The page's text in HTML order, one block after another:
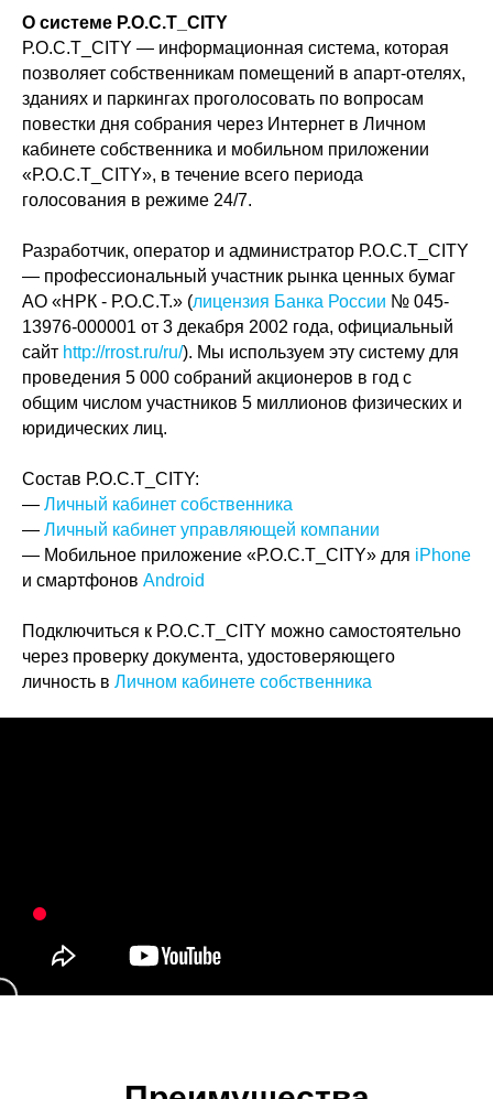
О системе Р.О.С.Т_CITY
Р.О.С.Т_CITY — информационная система, которая
позволяет собственникам помещений в апарт-отелях,
зданиях и паркингах проголосовать по вопросам
повестки дня собрания через Интернет в Личном
кабинете собственника и мобильном приложении
«Р.О.С.Т_CITY», в течение всего периода
голосования в режиме 24/7.
Разработчик, оператор и администратор Р.О.С.Т_CITY
— профессиональный участник рынка ценных бумаг
АО «НРК - Р.О.С.Т.» (лицензия Банка России № 045-
13976-000001 от 3 декабря 2002 года, официальный
сайт http://rrost.ru/ru/). Мы используем эту систему для
проведения 5 000 собраний акционеров в год с
общим числом участников 5 миллионов физических и
юридических лиц.
Состав Р.О.С.Т_CITY:
— Личный кабинет собственника
— Личный кабинет управляющей компании
— Мобильное приложение «Р.О.С.Т_CITY» для iPhone
и смартфонов Android
Подключиться к Р.О.С.Т_CITY можно самостоятельно
через проверку документа, удостоверяющего
личность в Личном кабинете собственника